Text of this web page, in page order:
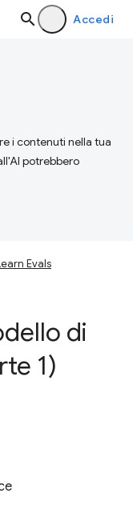
Accedi
i contenuti nella tua
potrebbero
Evals
di
1)